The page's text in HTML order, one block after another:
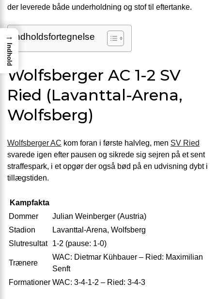
der leverede både underholdning og stof til eftertanke.
Indholdsfortegnelse
Wolfsberger AC 1-2 SV
Ried (Lavanttal-Arena,
Wolfsberg)
Wolfsberger AC kom foran i første halvleg, men SV Ried
svarede igen efter pausen og sikrede sig sejren på et sent
straffespark, i et opgør der også bød på en udvisning dybt i
tillægstiden.
Kampfakta
Dommer
Julian Weinberger (Austria)
Stadion
Lavanttal-Arena, Wolfsberg
Slutresultat
1-2 (pause: 1-0)
Trænere
WAC: Dietmar Kühbauer – Ried: Maximilian
Senft
Formationer WAC: 3-4-1-2 – Ried: 3-4-3
→
Indhold